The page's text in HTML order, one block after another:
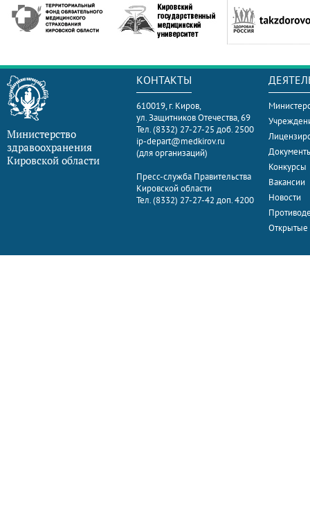
Министерство
здравоохранения
Кировской области
КОНТАКТЫ
610019, г. Киров,
ул. Защитников Отечества, 69
Тел. (8332) 27-27-25 доб. 2500
ip-depart@medkirov.ru
(для организаций)
Пресс-служба Правительства
Кировской области
Тел. (8332) 27-27-42 доп. 4200
Конкурсы
Вакансии
Новости